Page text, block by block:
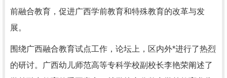
前融合教育，促进广西学前教育和特殊教育的改革与发
展。
围绕广西融合教育试点工作，论坛上，区内外*进行了热烈
的研讨。广西幼儿师范高等专科学校副校长李艳荣阐述了